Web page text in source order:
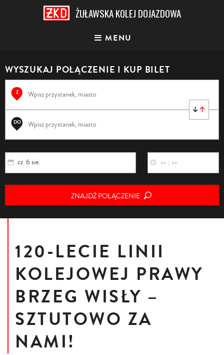
ŻUŁAWSKA KOLEJ DOJAZDOWA
MENU
WYSZUKAJ POŁĄCZENIE I KUP BILET
Z
DO
cz. 6 sie. -- : --
ZNAJDŹ POŁĄCZENIE
120-LECIE LINII
KOLEJOWEJ PRAWY
BRZEG WISŁY –
SZTUTOWO ZA
NAMI!